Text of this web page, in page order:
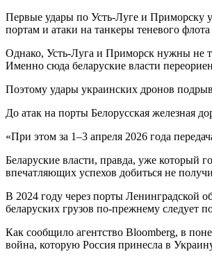
Первые удары по Усть-Луге и Приморску
портам и атаки на танкеры теневого
Однако, Усть-Луга и Приморск нужны не
Именно сюда беларуские власти
Поэтому удары украинских дронов
До атак на порты Белорусская железная
«При этом за 1–3 апреля 2026 года
Беларуские власти, правда, уже который
впечатляющих успехов добиться не
В 2024 году через порты Ленинградской
беларуских грузов по-прежнему следует
Как сообщило агентство Bloomberg, в
война, которую Россия принесла в